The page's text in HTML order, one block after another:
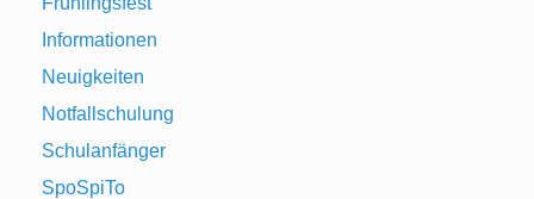
Informationen
Neuigkeiten
Notfallschulung
Schulanfänger
SpoSpiTo